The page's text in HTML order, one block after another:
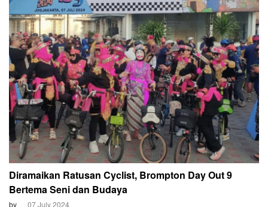
Diramaikan Ratusan Cyclist, Brompton Day Out 9
Bertema Seni dan Budaya
by 07 July 2024